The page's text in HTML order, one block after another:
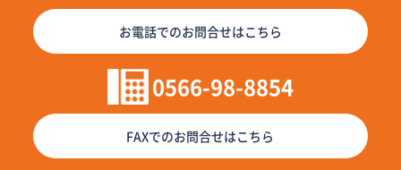
お電話でのお問合せはこちら
0566-98-8854
FAXでのお問合せはこちら